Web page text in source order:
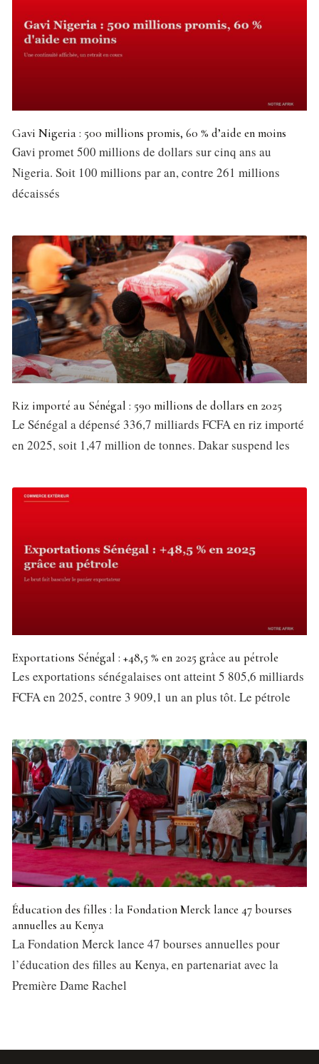
Gavi Nigeria : 500 millions promis, 60 % d’aide en moins
Gavi promet 500 millions de dollars sur cinq ans au
Nigeria. Soit 100 millions par an, contre 261 millions
décaissés
Riz importé au Sénégal : 590 millions de dollars en 2025
Le Sénégal a dépensé 336,7 milliards FCFA en riz importé
en 2025, soit 1,47 million de tonnes. Dakar suspend les
Exportations Sénégal : +48,5 % en 2025 grâce au pétrole
Les exportations sénégalaises ont atteint 5 805,6 milliards
FCFA en 2025, contre 3 909,1 un an plus tôt. Le pétrole
Éducation des filles : la Fondation Merck lance 47 bourses
annuelles au Kenya
La Fondation Merck lance 47 bourses annuelles pour
l’éducation des filles au Kenya, en partenariat avec la
Première Dame Rachel